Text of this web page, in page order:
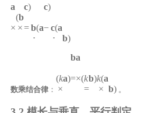
a
×
(b
×
c)
=b(a
⋅
c)
−c(a
⋅
b)
数乘结合律：
(ka)
×
b
=
a
×(kb)
=
k(a
× b) 。